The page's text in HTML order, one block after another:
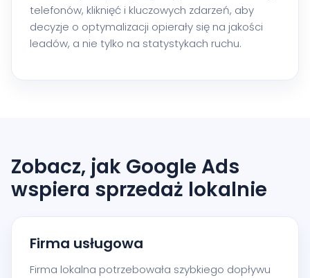
telefonów, kliknięć i kluczowych zdarzeń, aby
decyzje o optymalizacji opierały się na jakości
leadów, a nie tylko na statystykach ruchu.
Zobacz, jak Google Ads
wspiera sprzedaż lokalnie
Firma usługowa
Firma lokalna potrzebowała szybkiego dopływu